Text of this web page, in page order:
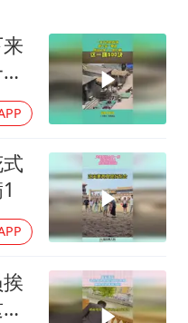
烂尾恒大文旅城
交给AI
演唱会取消
系体育强国建设